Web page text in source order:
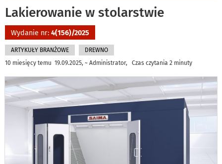
Lakierowanie w stolarstwie
Wydanie nr: 4(156)/2025
ARTYKUŁY BRANŻOWE
DREWNO
10 miesięcy temu 19.09.2025, ~ Administrator, Czas czytania 2 minuty